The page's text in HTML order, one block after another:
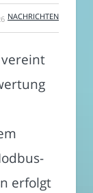
NACHRICHTEN
vereint
erfolgt